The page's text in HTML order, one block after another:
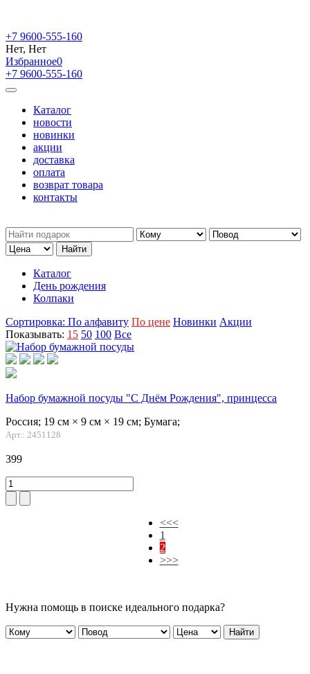
+7 9600-555-160
Нет, Нет
Избранное0
+7 9600-555-160
Каталог
новости
новинки
акции
доставка
оплата
возврат товара
контакты
Каталог
День рождения
Колпаки
Сортировка: По алфавиту По цене Новинки Акции
Показывать: 15 50 100 Все
Набор бумажной посуды "С Днём Рождения", принцесса
Россия; 19 см × 9 см × 19 см; Бумага;
Арт.: 2451128
399
<<<
1
2
>>>
Нужна помощь в поиске идеального подарка?